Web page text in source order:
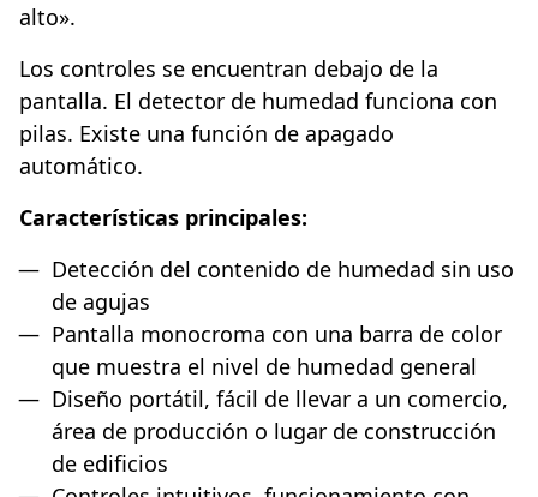
alto».
Los controles se encuentran debajo de la
pantalla. El detector de humedad funciona con
pilas. Existe una función de apagado
automático.
Características principales:
Detección del contenido de humedad sin uso
de agujas
Pantalla monocroma con una barra de color
que muestra el nivel de humedad general
Diseño portátil, fácil de llevar a un comercio,
área de producción o lugar de construcción
de edificios